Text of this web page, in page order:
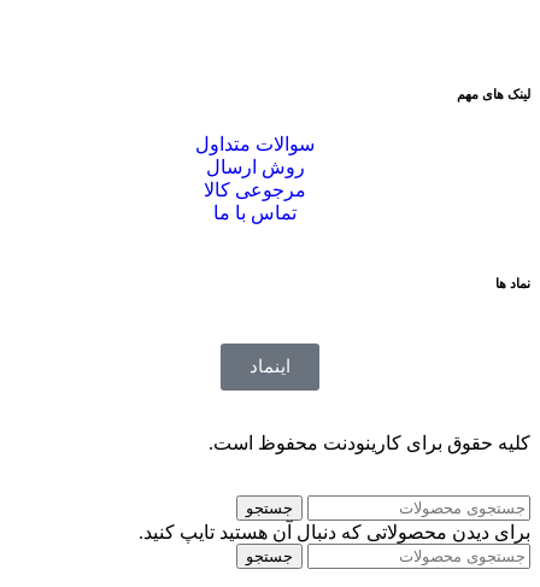
لینک های مهم
سوالات متداول
روش ارسال
مرجوعی کالا
تماس با ما
نماد ها
اینماد
کلیه حقوق برای کارینودنت محفوظ است.
جستجو
برای دیدن محصولاتی که دنبال آن هستید تایپ کنید.
جستجو